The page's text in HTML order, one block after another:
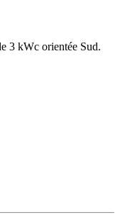
3 kWc orientée Sud.